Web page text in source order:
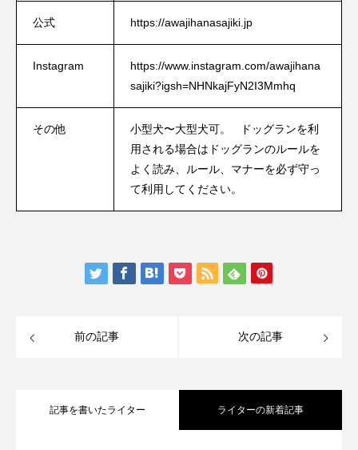
公式 https://awajihanasajiki.jp
Instagram
https://www.instagram.com/awajihana
sajiki?igsh=NHNkajFyN2I3Mmhq
その他
小型犬〜大型犬可。 ドッグランを利
用される場合はドッグランのルールを
よく読み、ルール、マナーを必ず守っ
て利用してください。
前の記事 次の記事
記事を書いたライター ライターの新着記事